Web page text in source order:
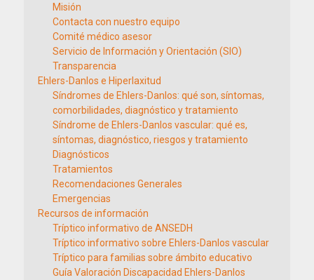
Misión
Contacta con nuestro equipo
Comité médico asesor
Servicio de Información y Orientación (SIO)
Transparencia
Ehlers-Danlos e Hiperlaxitud
Síndromes de Ehlers-Danlos: qué son, síntomas,
comorbilidades, diagnóstico y tratamiento
Síndrome de Ehlers-Danlos vascular: qué es,
síntomas, diagnóstico, riesgos y tratamiento
Diagnósticos
Tratamientos
Recomendaciones Generales
Emergencias
Recursos de información
Tríptico informativo de ANSEDH
Tríptico informativo sobre Ehlers-Danlos vascular
Tríptico para familias sobre ámbito educativo
Guía Valoración Discapacidad Ehlers-Danlos